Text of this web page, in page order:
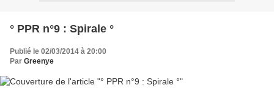
° PPR n°9 : Spirale °
Publié le 02/03/2014 à 20:00
Par Greenye